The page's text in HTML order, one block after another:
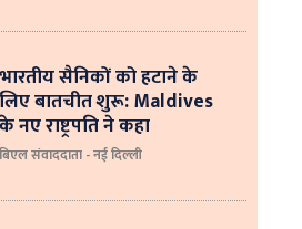
भारतीय सैनिकों को हटाने के
लिए बातचीत शुरू: Maldives
के नए राष्ट्रपति ने कहा
बिएल संवाददाता - नई दिल्‍ली